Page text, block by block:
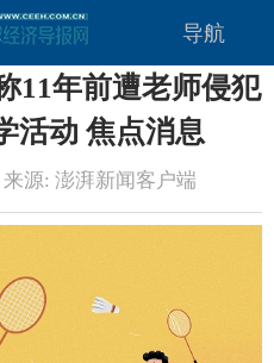
导航
11年前遭老师侵犯
活动 焦点消息
源: 澎湃新闻客户端